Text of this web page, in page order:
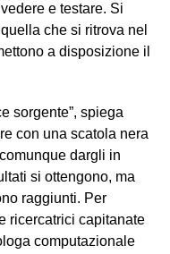
e testare. Si
che si ritrova nel
a disposizione il
sorgente”, spiega
con una scatola nera
dargli in
si ottengono, ma
raggiunti. Per
ricercatrici capitanate
computazionale